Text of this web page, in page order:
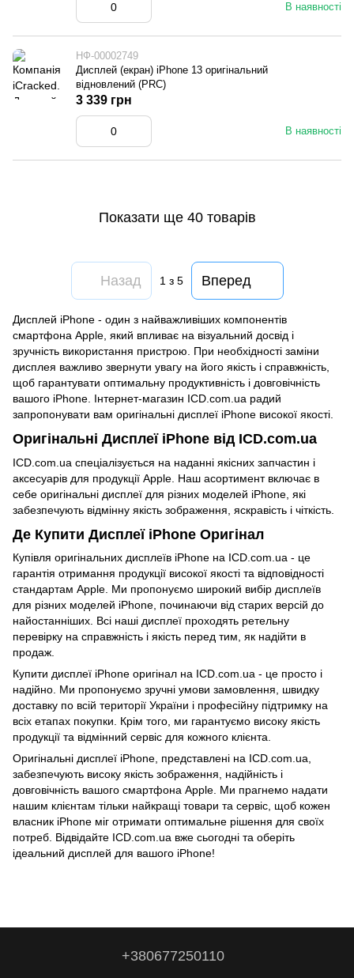
В наявності
НФ-00002749
Дисплей (екран) iPhone 13 оригінальний
відновлений (PRC)
В наявності
3 339 грн
Показати ще 40 товарів
Назад 1 з 5 Вперед
Дисплей iPhone - один з найважливіших компонентів
смартфона Apple, який впливає на візуальний досвід і
зручність використання пристрою. При необхідності заміни
дисплея важливо звернути увагу на його якість і справжність,
щоб гарантувати оптимальну продуктивність і довговічність
вашого iPhone. Інтернет-магазин ICD.com.ua радий
запропонувати вам оригінальні дисплеї iPhone високої якості.
Оригінальні Дисплеї iPhone від ICD.com.ua
ICD.com.ua спеціалізується на наданні якісних запчастин і
аксесуарів для продукції Apple. Наш асортимент включає в
себе оригінальні дисплеї для різних моделей iPhone, які
забезпечують відмінну якість зображення, яскравість і чіткість.
Де Купити Дисплеї iPhone Оригінал
Купівля оригінальних дисплеїв iPhone на ICD.com.ua - це
гарантія отримання продукції високої якості та відповідності
стандартам Apple. Ми пропонуємо широкий вибір дисплеїв
для різних моделей iPhone, починаючи від старих версій до
найостанніших. Всі наші дисплеї проходять ретельну
перевірку на справжність і якість перед тим, як надійти в
продаж.
Купити дисплеї iPhone оригінал на ICD.com.ua - це просто і
надійно. Ми пропонуємо зручні умови замовлення, швидку
доставку по всій території України і професійну підтримку на
всіх етапах покупки. Крім того, ми гарантуємо високу якість
продукції та відмінний сервіс для кожного клієнта.
Оригінальні дисплеї iPhone, представлені на ICD.com.ua,
забезпечують високу якість зображення, надійність і
довговічність вашого смартфона Apple. Ми прагнемо надати
нашим клієнтам тільки найкращі товари та сервіс, щоб кожен
власник iPhone міг отримати оптимальне рішення для своїх
потреб. Відвідайте ICD.com.ua вже сьогодні та оберіть
ідеальний дисплей для вашого iPhone!
+380677250110